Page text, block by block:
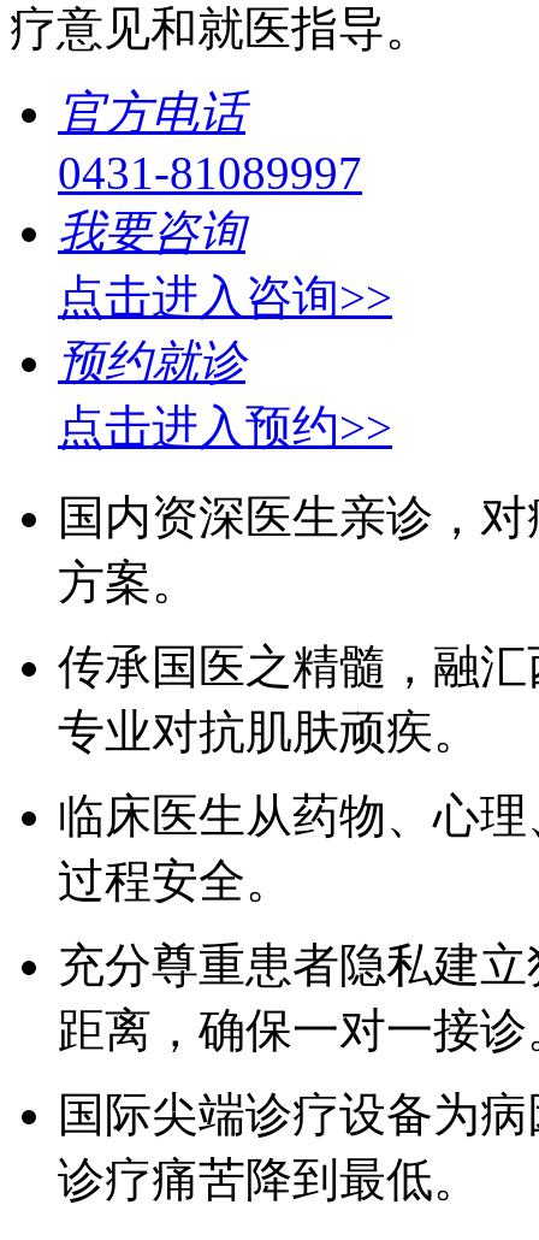
疗意见和就医指导。
官方电话
0431-81089997
我要咨询
点击进入咨询>>
预约就诊
点击进入预约>>
国内资深医生亲诊，
方案。
传承国医之精髓，融
专业对抗肌肤顽疾。
临床医生从药物、心
过程安全。
充分尊重患者隐私建
距离，确保一对一接诊
国际尖端诊疗设备为
诊疗痛苦降到最低。